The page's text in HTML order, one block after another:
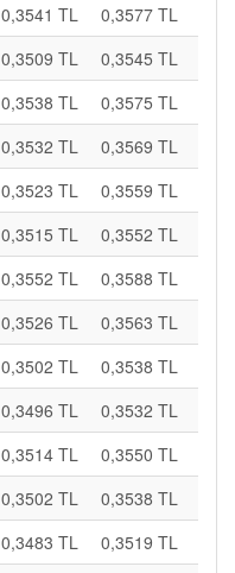
0,3541 TL
0,3577 TL
0,3509 TL
0,3545 TL
0,3538 TL
0,3575 TL
0,3532 TL
0,3569 TL
0,3523 TL
0,3559 TL
0,3515 TL
0,3552 TL
0,3552 TL
0,3588 TL
0,3526 TL
0,3563 TL
0,3502 TL
0,3538 TL
0,3496 TL
0,3532 TL
0,3514 TL
0,3550 TL
0,3502 TL
0,3538 TL
0,3483 TL
0,3519 TL